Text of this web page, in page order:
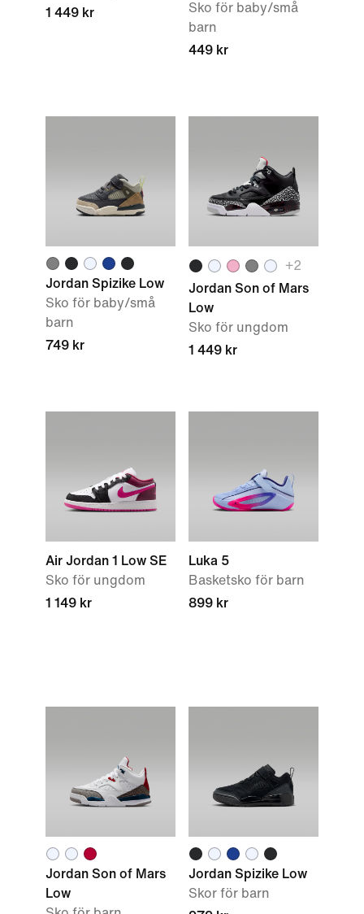
1 449 kr
Sko för baby/små
barn
449 kr
Jordan Spizike Low
Sko för baby/små
barn
749 kr
+2
Jordan Son of Mars
Low
Sko för ungdom
1 449 kr
Air Jordan 1 Low SE
Sko för ungdom
1 149 kr
Luka 5
Basketsko för barn
899 kr
Jordan Son of Mars
Low
Jordan Spizike Low
Skor för barn